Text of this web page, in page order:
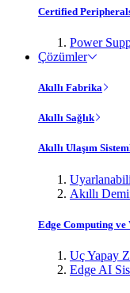
Certified
Power
Çözümler
Akıllı Fabrika
Akıllı Sağlık
Akıllı Ulaşım
Akıllı
Edge Computing ve
Uç Yapay
Edge AI